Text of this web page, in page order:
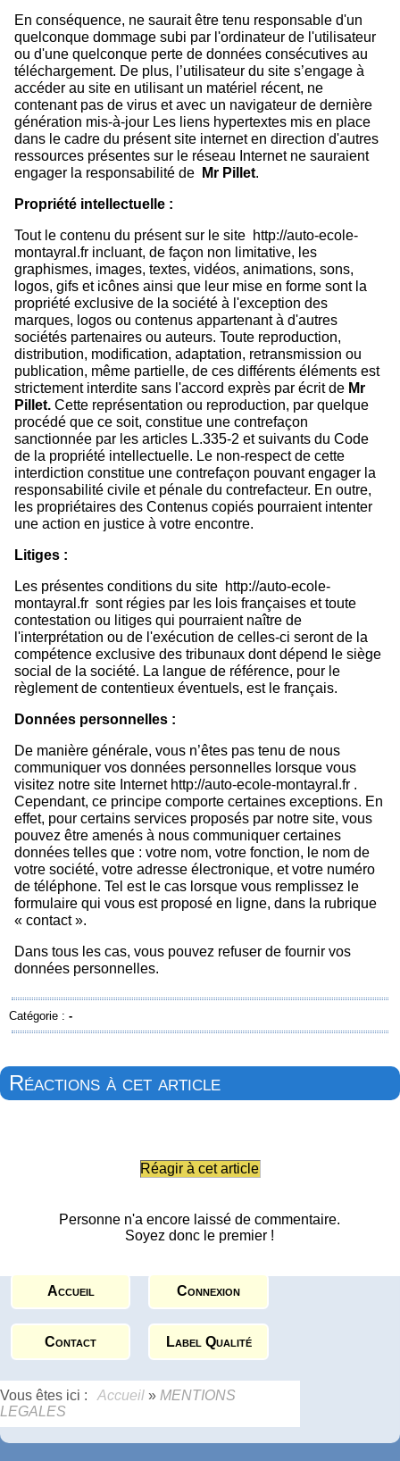
En conséquence, ne saurait être tenu responsable d'un
quelconque dommage subi par l'ordinateur de l'utilisateur
ou d'une quelconque perte de données consécutives au
téléchargement. De plus, l’utilisateur du site s’engage à
accéder au site en utilisant un matériel récent, ne
contenant pas de virus et avec un navigateur de dernière
génération mis-à-jour Les liens hypertextes mis en place
dans le cadre du présent site internet en direction d'autres
ressources présentes sur le réseau Internet ne sauraient
engager la responsabilité de
Mr Pillet.
Propriété intellectuelle :
Tout le contenu du présent sur le site http://auto-ecole-
montayral.fr incluant, de façon non limitative, les
graphismes, images, textes, vidéos, animations, sons,
logos, gifs et icônes ainsi que leur mise en forme sont la
propriété exclusive de la société à l'exception des
marques, logos ou contenus appartenant à d'autres
sociétés partenaires ou auteurs. Toute reproduction,
distribution, modification, adaptation, retransmission ou
publication, même partielle, de ces différents éléments est
strictement interdite sans l'accord exprès par écrit de Mr
Pillet. Cette représentation ou reproduction, par quelque
procédé que ce soit, constitue une contrefaçon
sanctionnée par les articles L.335-2 et suivants du Code
de la propriété intellectuelle. Le non-respect de cette
interdiction constitue une contrefaçon pouvant engager la
responsabilité civile et pénale du contrefacteur. En outre,
les propriétaires des Contenus copiés pourraient intenter
une action en justice à votre encontre.
Litiges :
Les présentes conditions du site http://auto-ecole-
montayral.fr sont régies par les lois françaises et toute
contestation ou litiges qui pourraient naître de
l'interprétation ou de l'exécution de celles-ci seront de la
compétence exclusive des tribunaux dont dépend le siège
social de la société. La langue de référence, pour le
règlement de contentieux éventuels, est le français.
Données personnelles :
De manière générale, vous n’êtes pas tenu de nous
communiquer vos données personnelles lorsque vous
visitez notre site Internet http://auto-ecole-montayral.fr .
Cependant, ce principe comporte certaines exceptions. En
effet, pour certains services proposés par notre site, vous
pouvez être amenés à nous communiquer certaines
données telles que : votre nom, votre fonction, le nom de
votre société, votre adresse électronique, et votre numéro
de téléphone. Tel est le cas lorsque vous remplissez le
formulaire qui vous est proposé en ligne, dans la rubrique
« contact ».
Dans tous les cas, vous pouvez refuser de fournir vos
données personnelles.
Catégorie : -
Réactions à cet article
Réagir à cet article
Personne n'a encore laissé de commentaire.
Soyez donc le premier !
Accueil Connexion
Contact Label Qualité
Vous êtes ici : Accueil » MENTIONS
LEGALES